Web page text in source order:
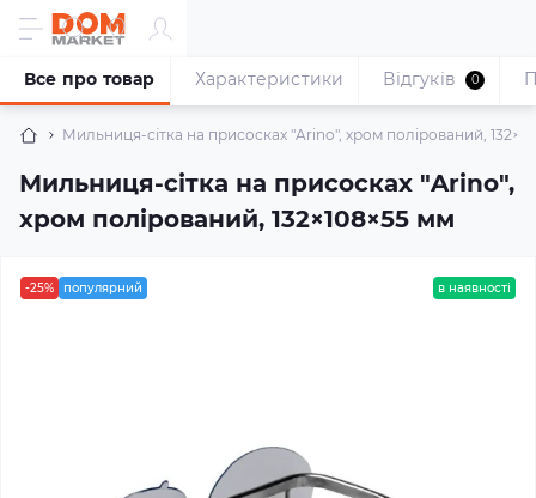
Мильниця-сітка на присосках "Arino", хром полірований,
Мильниця-сітка на присосках "Arino",
хром полірований, 132×108×55 мм
Все про товар Характеристики Відгуків 0
-25% популярний в наявності